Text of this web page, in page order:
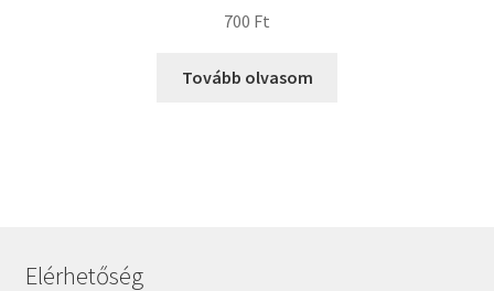
700 Ft
Tovább olvasom
Elérhetőség